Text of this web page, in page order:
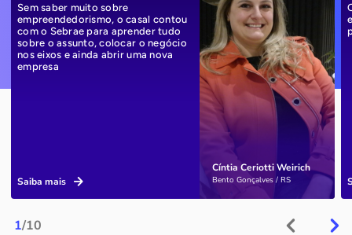
1/10
Cíntia Ceriotti Weirich
Bento Gonçalves / RS
Sem saber muito sobre
empreendedorismo, o casal contou
com o Sebrae para aprender tudo
sobre o assunto, colocar o negócio
nos eixos e ainda abrir uma nova
empresa
Saiba mais